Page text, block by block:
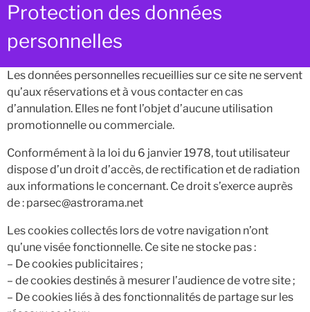
Protection des données
personnelles
Les données personnelles recueillies sur ce site ne servent
qu’aux réservations et à vous contacter en cas
d’annulation. Elles ne font l’objet d’aucune utilisation
promotionnelle ou commerciale.
Conformément à la loi du 6 janvier 1978, tout utilisateur
dispose d’un droit d’accès, de rectification et de radiation
aux informations le concernant. Ce droit s’exerce auprès
de : parsec@astrorama.net
Les cookies collectés lors de votre navigation n’ont
qu’une visée fonctionnelle. Ce site ne stocke pas :
– De cookies publicitaires ;
– de cookies destinés à mesurer l’audience de votre site ;
– De cookies liés à des fonctionnalités de partage sur les